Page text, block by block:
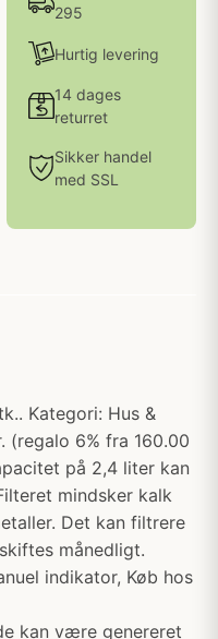
295
Hurtig levering
14 dages
returret
Sikker handel
med SSL
Kategori: Hus &
(regalo 6% fra 160.00
på 2,4 liter kan
mindsker kalk
Det kan filtrere
månedligt.
indikator, Køb hos
kan være genereret